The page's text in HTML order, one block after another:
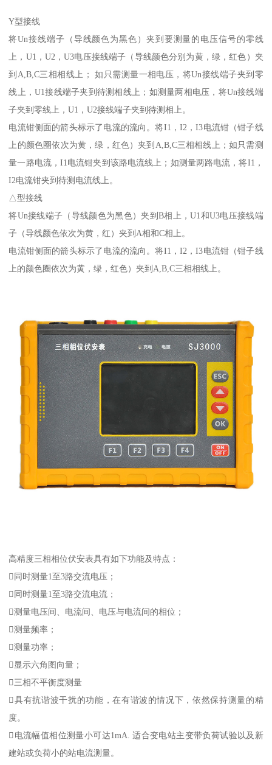
Y型接线
将Un接线端子（导线颜色为黑色）夹到要测量的电压信号的零线
上，U1，U2，U3电压接线端子（导线颜色分别为黄，绿，红色）夹
到A,B,C三相相线上； 如只需测量一相电压，将Un接线端子夹到零
线上，U1接线端子夹到待测相线上；如测量两相电压，将Un接线端
子夹到零线上，U1，U2接线端子夹到待测相上。
电流钳侧面的箭头标示了电流的流向。将I1，I2，I3电流钳（钳子线
上的颜色圈依次为黄，绿，红色）夹到A,B,C三相相线上；如只需测
量一路电流，I1电流钳夹到该路电流线上；如测量两路电流，将I1，
I2电流钳夹到待测电流线上。
△型接线
将Un接线端子（导线颜色为黑色）夹到B相上，U1和U3电压接线端
子（导线颜色依次为黄，红）夹到A相和C相上。
电流钳侧面的箭头标示了电流的流向。将I1，I2，I3电流钳（钳子线
上的颜色圈依次为黄，绿，红色）夹到A,B,C三相相线上。
高精度三相相位伏安表具有如下功能及特点：
同时测量1至3路交流电压；
同时测量1至3路交流电流；
测量电压间、电流间、电压与电流间的相位；
测量频率；
测量功率；
显示六角图向量；
三相不平衡度测量
具有抗谐波干扰的功能，在有谐波的情况下，依然保持测量的精
度。
电流幅值相位测量小可达1mA. 适合变电站主变带负荷试验以及新
建站或负荷小的站电流测量。